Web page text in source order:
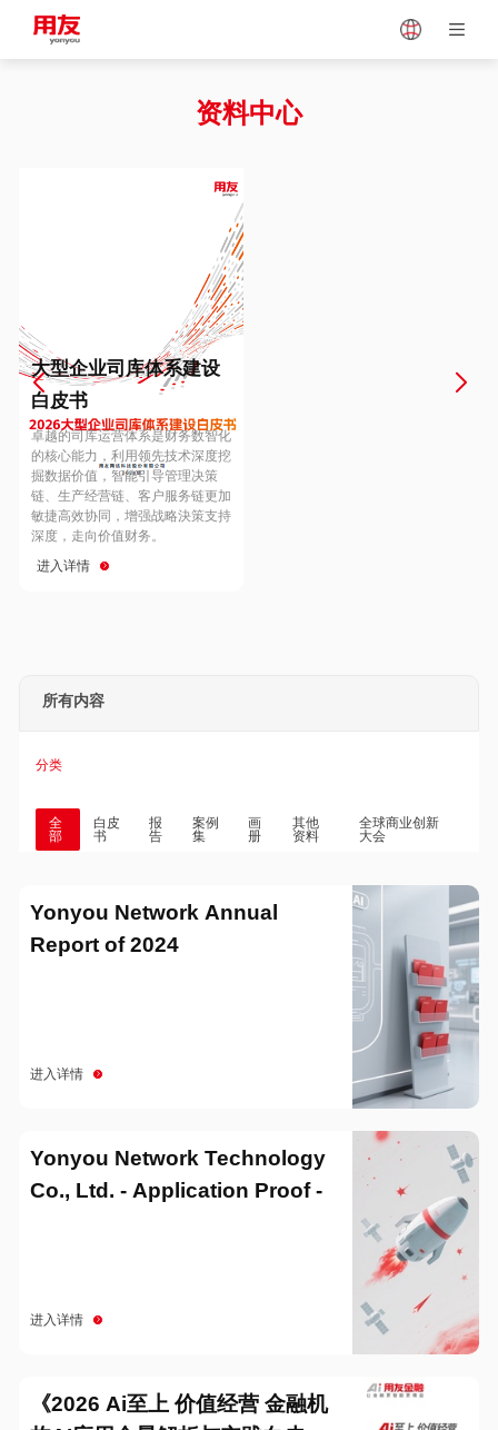
Vietnam
Europe
Hungary
Hong Kong
资料中心
大型企业司库体系建设
白皮书
卓越的司库运营体系是财务数智化
的核心能力，利用领先技术深度挖
掘数据价值，智能引导管理决策
链、生产经营链、客户服务链更加
敏捷高效协同，增强战略決策支持
深度，走向价值财务。
进入详情
所有内容
分类
全
部
白皮
书
报
告
案例
集
画
册
其他
资料
全球商业创新
大会
Yonyou Network Annual
Report of 2024
进入详情
Yonyou Network Technology
Co., Ltd. - Application Proof -
进入详情
《2026 Ai至上 价值经营 金融机